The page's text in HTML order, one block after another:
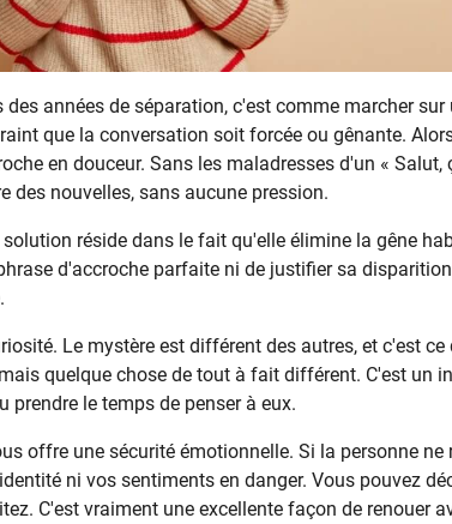
années de séparation, c'est comme marcher
que la conversation soit forcée ou gênante.
en douceur. Sans les maladresses d'un «
des nouvelles, sans aucune pression.
réside dans le fait qu'elle élimine la gêne
d'accroche parfaite ni de justifier sa
Le mystère est différent des autres, et c'est
quelque chose de tout à fait différent. C'est un
prendre le temps de penser à eux.
offre une sécurité émotionnelle. Si la personne
ni vos sentiments en danger. Vous pouvez
C'est vraiment une excellente façon de renouer